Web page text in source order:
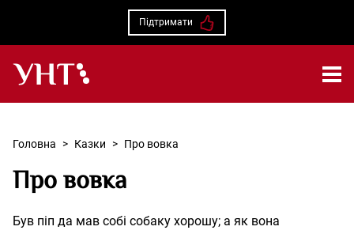
Підтримати
Головна > Казки > Про вовка
Про вовка
Був піп да мав собі собаку хорошу; а як вона